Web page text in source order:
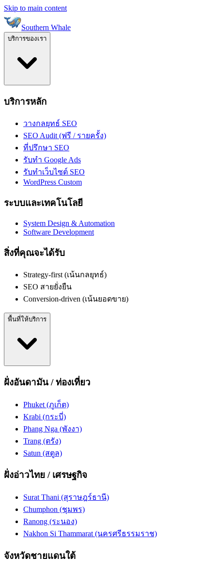
Skip to main content
Southern Whale
บริการของเรา
บริการหลัก
วางกลยุทธ์ SEO
SEO Audit (ฟรี / รายครั้ง)
ที่ปรึกษา SEO
รับทำ Google Ads
รับทำเว็บไซต์ SEO
WordPress Custom
ระบบและเทคโนโลยี
System Design & Automation
Software Development
สิ่งที่คุณจะได้รับ
Strategy-first (เน้นกลยุทธ์)
SEO สายยั่งยืน
Conversion-driven (เน้นยอดขาย)
พื้นที่ให้บริการ
ฝั่งอันดามัน / ท่องเที่ยว
Phuket (ภูเก็ต)
Krabi (กระบี่)
Phang Nga (พังงา)
Trang (ตรัง)
Satun (สตูล)
ฝั่งอ่าวไทย / เศรษฐกิจ
Surat Thani (สุราษฎร์ธานี)
Chumphon (ชุมพร)
Ranong (ระนอง)
Nakhon Si Thammarat (นครศรีธรรมราช)
จังหวัดชายแดนใต้